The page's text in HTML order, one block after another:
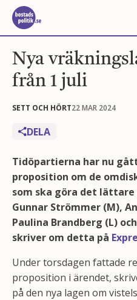
Nya
från 1 juli
SETT OCH HÖRT22 MAR 2024
DELA
Tidöpartierna har nu
proposition om de
som ska göra det
Gunnar Strömmer (M),
Paulina Brandberg (L)
skriver om detta på
Under torsdagen fattade
proposition i ärendet,
på den nya lagen om